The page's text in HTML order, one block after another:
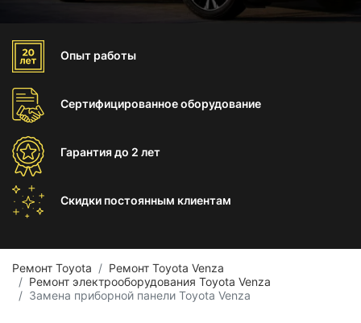
Опыт работы
Сертифицированноеоборудование
Гарантиядо 2 лет
Скидки постоянным клиентам
Ремонт Toyota
Ремонт Toyota Venza
Ремонт электрооборудования Toyota Venza
Замена приборной панели Toyota Venza